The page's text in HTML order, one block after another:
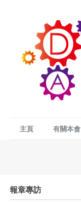
主頁 有關本會
報章專訪